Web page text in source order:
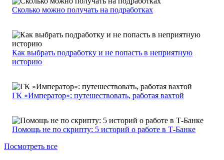
Сколько можно получать на подработках
Как выбрать подработку и не попасть в неприятную
историю
ГК «Император»: путешествовать, работая вахтой
Помощь не по скрипту: 5 историй о работе в Т-Банке
Посмотреть все